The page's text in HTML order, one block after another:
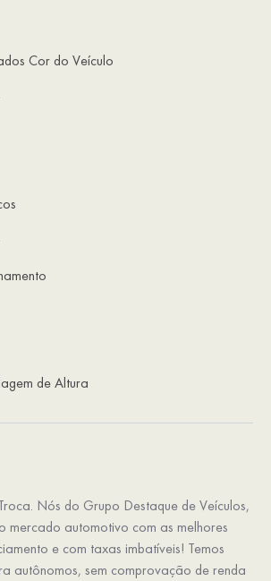
Cor do Veículo
de Altura
Nós do Grupo Destaque de Veículos,
mercado automotivo com as melhores
e com taxas imbatíveis! Temos
autônomos, sem comprovação de renda